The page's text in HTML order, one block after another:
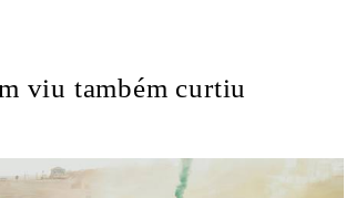
viu também curtiu